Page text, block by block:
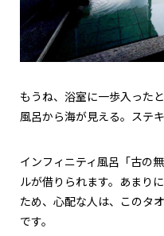
もうね、浴室に一歩入った
風呂から海が見える。ステキ
インフィニティ風呂「古の
ルが借りられます。あまり
ため、心配な人は、このタ
です。